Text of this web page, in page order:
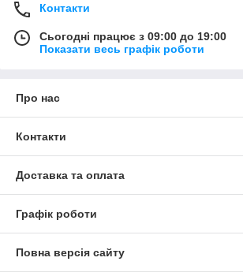
Контакти
Сьогодні працює з 09:00 до 19:00
Показати весь графік роботи
Про нас
Контакти
Доставка та оплата
Графік роботи
Повна версія сайту